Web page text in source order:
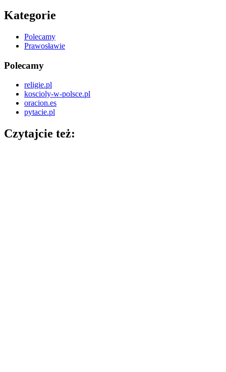
Kategorie
Polecamy
Prawosławie
Polecamy
religie.pl
koscioly-w-polsce.pl
oracion.es
pytacie.pl
Czytajcie też: